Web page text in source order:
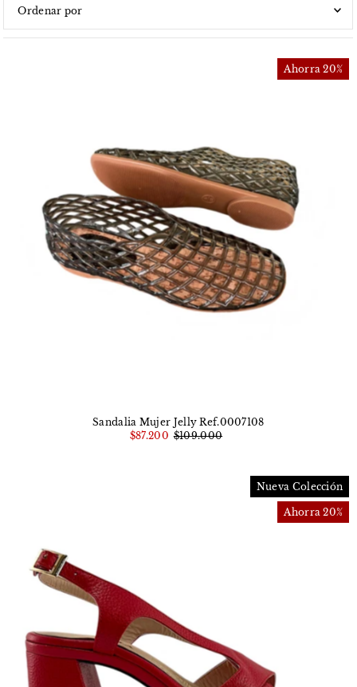
Características
Precio, menor a mayor
Precio, mayor a menor
Fecha: antiguo(a) a reciente
Fecha: reciente a antiguo(a)
Ahorra 20%
Sandalia Mujer Jelly Ref.0007108
$87.200 $109.000
Nueva Colección
Ahorra 20%